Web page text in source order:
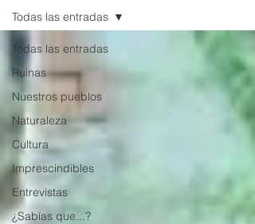
Todas las entradas
Ruinas
Nuestros pueblos
Naturaleza
Cultura
Imprescindibles
Entrevistas
¿Sabías que...?
Todas las entradas